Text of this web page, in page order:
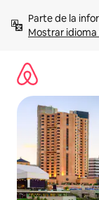
contenidoMostrar idioma